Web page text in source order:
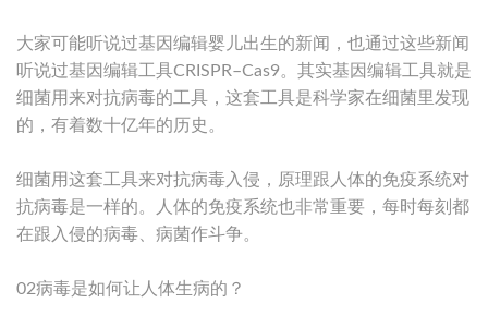
大家可能听说过基因编辑婴儿出生的新闻，也通过这些新闻
听说过基因编辑工具CRISPR–Cas9。其实基因编辑工具就是
细菌用来对抗病毒的工具，这套工具是科学家在细菌里发现
的，有着数十亿年的历史。
细菌用这套工具来对抗病毒入侵，原理跟人体的免疫系统对
抗病毒是一样的。人体的免疫系统也非常重要，每时每刻都
在跟入侵的病毒、病菌作斗争。
02病毒是如何让人体生病的？